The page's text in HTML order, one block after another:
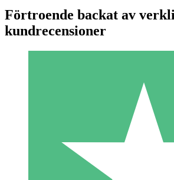
Individuella
Betala per användning med
Förtroende backat av
kundrecensioner